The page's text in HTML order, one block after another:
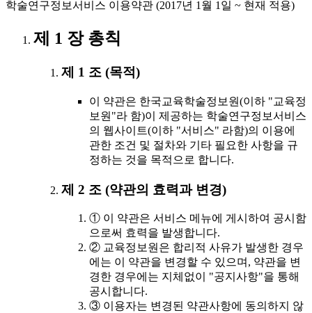
학술연구정보서비스 이용약관 (2017년 1월 1일 ~ 현재 적용)
제 1 장 총칙
제 1 조 (목적)
이 약관은 한국교육학술정보원(이하 "교육정
보원"라 함)이 제공하는 학술연구정보서비스
의 웹사이트(이하 "서비스" 라함)의 이용에
관한 조건 및 절차와 기타 필요한 사항을 규
정하는 것을 목적으로 합니다.
제 2 조 (약관의 효력과 변경)
① 이 약관은 서비스 메뉴에 게시하여 공시함
으로써 효력을 발생합니다.
② 교육정보원은 합리적 사유가 발생한 경우
에는 이 약관을 변경할 수 있으며, 약관을 변
경한 경우에는 지체없이 "공지사항"을 통해
공시합니다.
③ 이용자는 변경된 약관사항에 동의하지 않